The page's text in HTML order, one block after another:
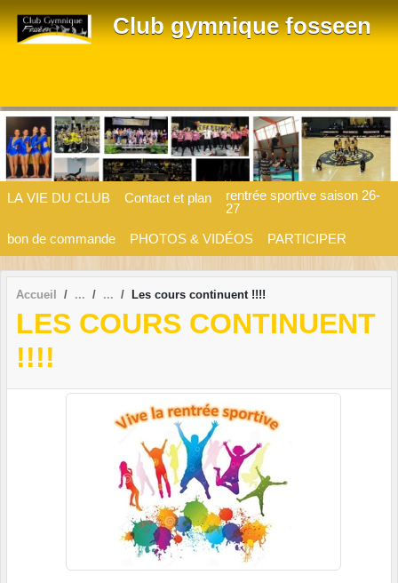
Club gymnique fosseen
LA VIE DU CLUB Contact et plan
rentrée sportive saison 26-
27
bon de commande
PHOTOS & VIDÉOS PARTICIPER
Accueil Les cours continuent !!!!
LES COURS CONTINUENT
!!!!
Panneau de gestion des cookies